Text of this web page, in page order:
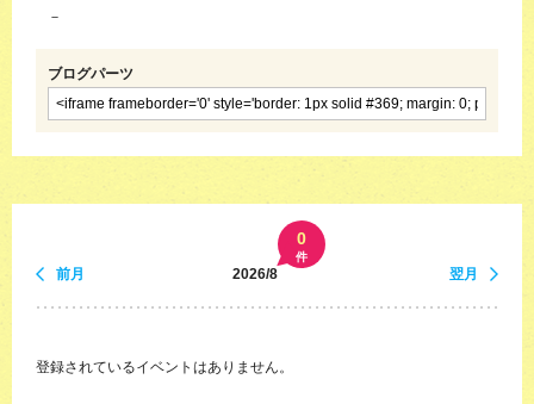
－
ブログパーツ
前月 2026/8
0
件
翌月
登録されているイベントはありません。